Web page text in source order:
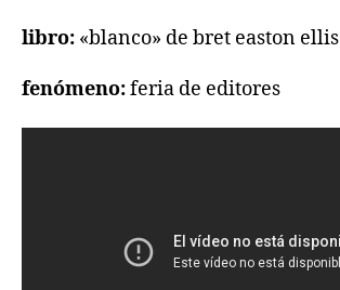
libro: «blanco» de bret easton ellis
fenómeno:feria de editores